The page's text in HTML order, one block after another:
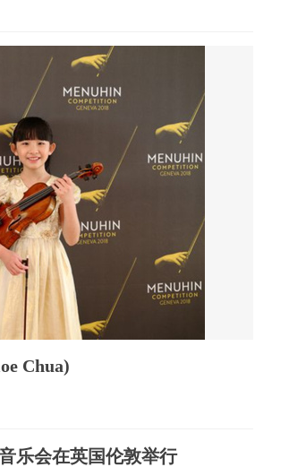
Chua)
乐会在英国伦敦举行